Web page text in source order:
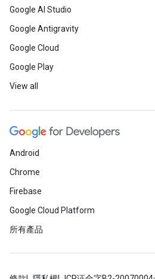
Google AI Studio
Google Antigravity
Google Cloud
Google Play
View all
Android
Chrome
Firebase
Google Cloud Platform
所有產品